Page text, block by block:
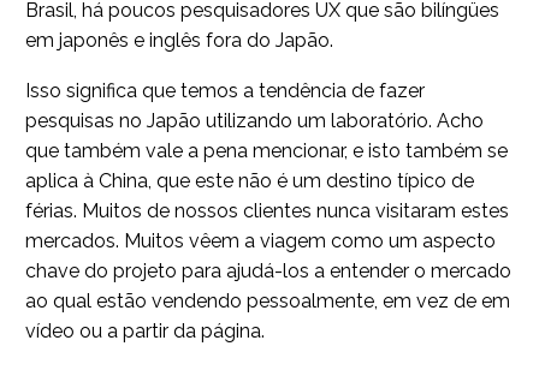
Brasil, há poucos pesquisadores UX que são bilíngües
em japonês e inglês fora do Japão.
Isso significa que temos a tendência de fazer
pesquisas no Japão utilizando um laboratório. Acho
que também vale a pena mencionar, e isto também se
aplica à China, que este não é um destino típico de
férias. Muitos de nossos clientes nunca visitaram estes
mercados. Muitos vêem a viagem como um aspecto
chave do projeto para ajudá-los a entender o mercado
ao qual estão vendendo pessoalmente, em vez de em
vídeo ou a partir da página.